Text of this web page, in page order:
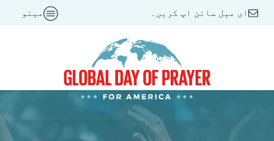
ای میل سائن اپ کریں۔ مینو